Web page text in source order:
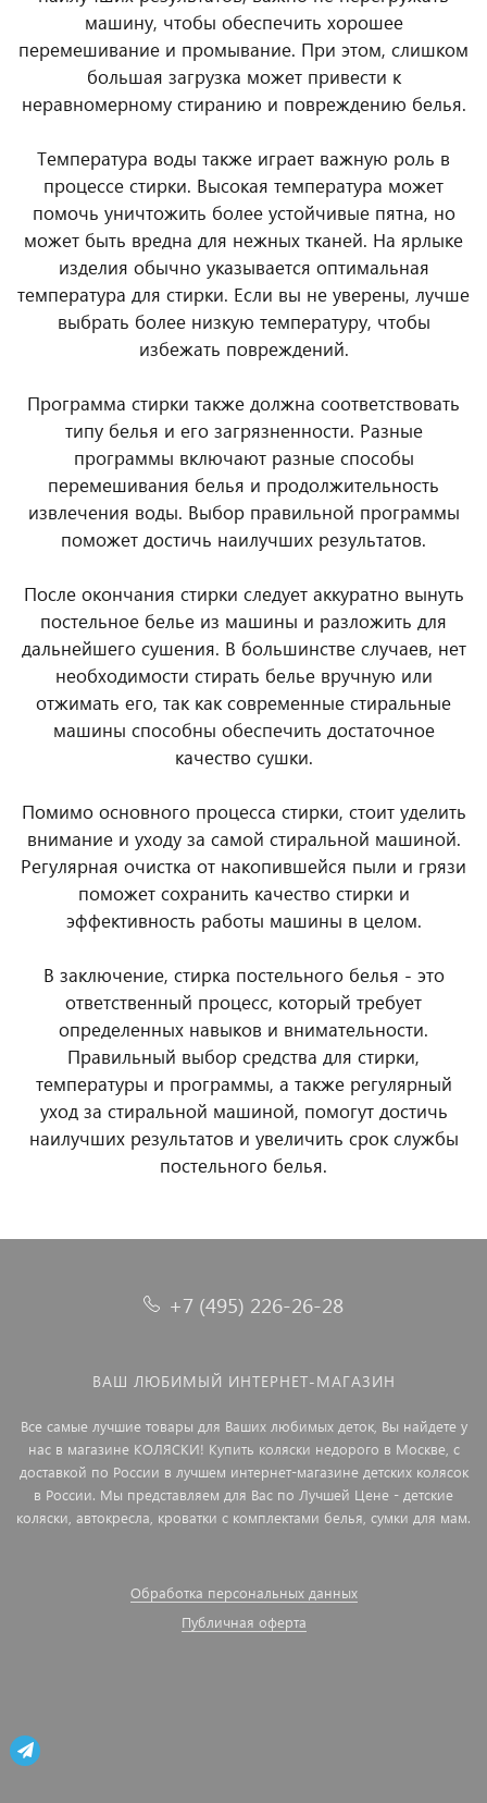
машину, чтобы обеспечить хорошее
перемешивание и промывание. При этом, слишком
большая загрузка может привести к
неравномерному стиранию и повреждению белья.
Температура воды также играет важную роль в
процессе стирки. Высокая температура может
помочь уничтожить более устойчивые пятна, но
может быть вредна для нежных тканей. На ярлыке
изделия обычно указывается оптимальная
температура для стирки. Если вы не уверены, лучше
выбрать более низкую температуру, чтобы
избежать повреждений.
Программа стирки также должна соответствовать
типу белья и его загрязненности. Разные
программы включают разные способы
перемешивания белья и продолжительность
извлечения воды. Выбор правильной программы
поможет достичь наилучших результатов.
После окончания стирки следует аккуратно вынуть
постельное белье из машины и разложить для
дальнейшего сушения. В большинстве случаев, нет
необходимости стирать белье вручную или
отжимать его, так как современные стиральные
машины способны обеспечить достаточное
качество сушки.
Помимо основного процесса стирки, стоит уделить
внимание и уходу за самой стиральной машиной.
Регулярная очистка от накопившейся пыли и грязи
поможет сохранить качество стирки и
эффективность работы машины в целом.
В заключение, стирка постельного белья - это
ответственный процесс, который требует
определенных навыков и внимательности.
Правильный выбор средства для стирки,
температуры и программы, а также регулярный
уход за стиральной машиной, помогут достичь
наилучших результатов и увеличить срок службы
постельного белья.
+7 (495) 226-26-28
ВАШ ЛЮБИМЫЙ ИНТЕРНЕТ-МАГАЗИН
Все самые лучшие товары для Ваших любимых деток, Вы найдете у
нас в магазине КОЛЯСКИ! Купить коляски недорого в Москве, с
доставкой по России в лучшем интернет-магазине детских колясок
в России. Мы представляем для Вас по Лучшей Цене - детские
коляски, автокресла, кроватки с комплектами белья, сумки для мам.
Обработка персональных данных
Публичная оферта